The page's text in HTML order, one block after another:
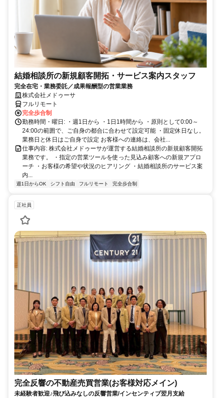
結婚相談所の新規顧客開拓・サービス案内スタッフ
完全在宅・業務委託／成果報酬型の営業業務
株式会社メドゥーサ
フルリモート
完全歩合制
勤務時間・曜日: ・週1日から ・1日1時間から ・原則として0:00～
24:00の範囲で、ご自身の都合に合わせて設定可能 ・固定休日なし。
業務日と休日はご自身で設定 お客様への連絡は、会社...
仕事内容: 株式会社メドゥーサが運営する結婚相談所の新規顧客開拓
業務です。 ・指定の営業ツールを使った見込み顧客への新規アプロ
ーチ ・お客様の希望や状況のヒアリング ・結婚相談所のサービス案
内...
週1日からOK シフト自由 フルリモート 完全歩合制
正社員
完全反響の不動産売買営業(お客様対応メイン)
未経験者歓迎♪飛び込みなしの反響営業/インセンティブ翌月支給